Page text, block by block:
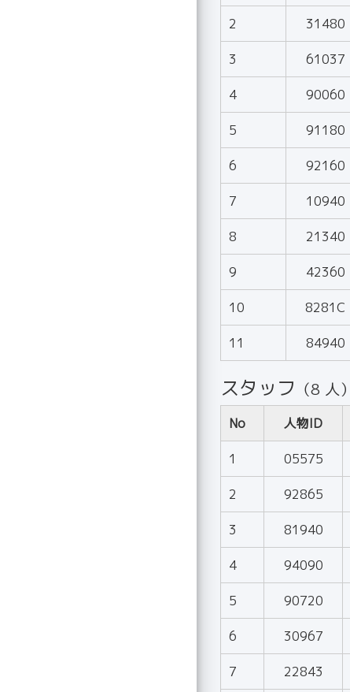
2 31480
3 61037
4 90060
5 91180
6 92160
7 10940
8 21340
9 42360
10 8281C
11 84940
スタッフ （8 人）
No 人物ID
1 05575
2 92865
3 81940
4 94090
5 90720
6 30967
7 22843